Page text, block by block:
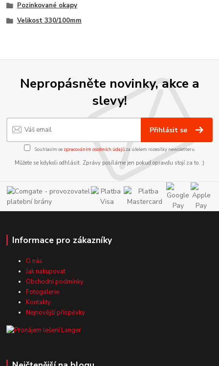
Pozinkované okapy
Velikost 330/100mm
Nepropásněte novinky, akce a
slevy!
Přihlásit se
Souhlasím se zpracováním osobních údajůza účelem rozesílky newsletteru.
Můžete se kdykoli odhlásit. Zprávy posíláme jen pokud opravdu stojí za to. :)
Informace pro zákazníky
O nás
Jak nakupovat
Obchodní podmínky
Fotogalerie
Kontakty
Nejnovější příspěvky